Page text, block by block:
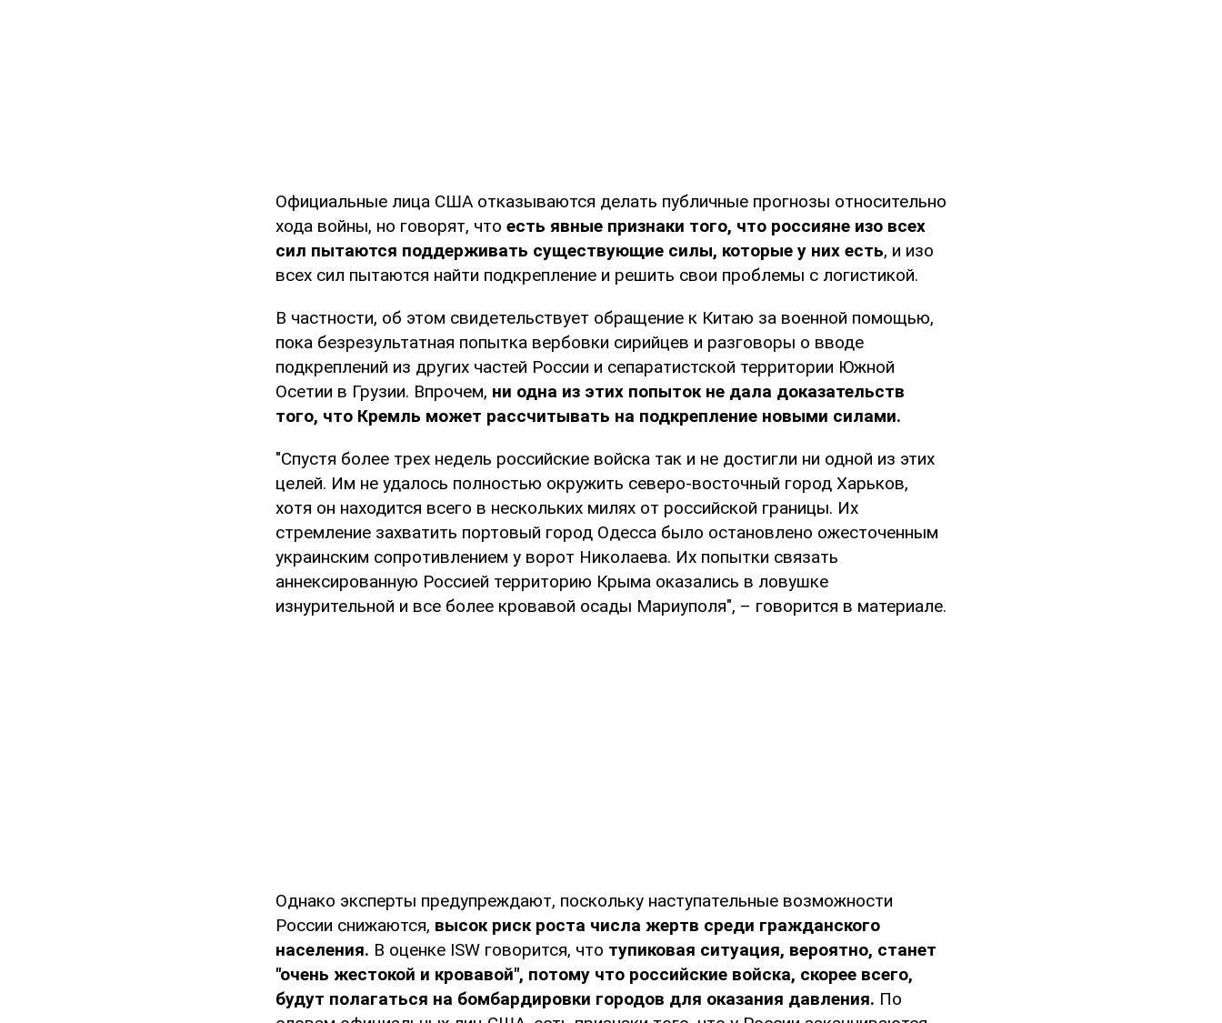
Официальные лица США отказываются делать публичные прогнозы относительно
хода войны, но говорят, что есть явные признаки того, что россияне изо всех
сил пытаются поддерживать существующие силы, которые у них есть, и изо
всех сил пытаются найти подкрепление и решить свои проблемы с логистикой.
В частности, об этом свидетельствует обращение к Китаю за военной помощью,
пока безрезультатная попытка вербовки сирийцев и разговоры о вводе
подкреплений из других частей России и сепаратистской территории Южной
Осетии в Грузии. Впрочем, ни одна из этих попыток не дала доказательств
того, что Кремль может рассчитывать на подкрепление новыми силами.
"Спустя более трех недель российские войска так и не достигли ни одной из этих
целей. Им не удалось полностью окружить северо-восточный город Харьков,
хотя он находится всего в нескольких милях от российской границы. Их
стремление захватить портовый город Одесса было остановлено ожесточенным
украинским сопротивлением у ворот Николаева. Их попытки связать
аннексированную Россией территорию Крыма оказались в ловушке
изнурительной и все более кровавой осады Мариуполя", – говорится в материале.
Однако эксперты предупреждают, поскольку наступательные возможности
России снижаются, высок риск роста числа жертв среди гражданского
населения. В оценке ISW говорится, что тупиковая ситуация, вероятно, станет
"очень жестокой и кровавой", потому что российские войска, скорее всего,
будут полагаться на бомбардировки городов для оказания давления. По